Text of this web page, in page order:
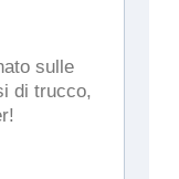
sulle
di trucco,